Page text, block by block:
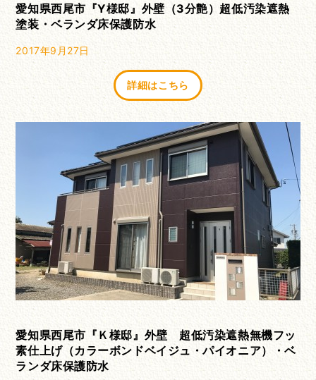
愛知県西尾市『Y様邸』外壁（3分艶）超低汚染遮熱
塗装・ベランダ床保護防水
2017年9月27日
詳細はこちら
愛知県西尾市『Ｋ様邸』外壁 超低汚染遮熱無機フッ
素仕上げ（カラーボンドベイジュ・パイオニア）・ベ
ランダ床保護防水